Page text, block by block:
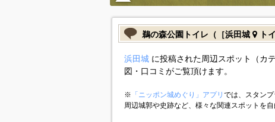
鵜の森公園トイレ（［浜田城 トイ
浜田城に投稿された周辺スポット（カ
図・口コミがご覧頂けます。
※ 「ニッポン城めぐり」アプリ では、スタン
周辺城郭や史跡など、様々な関連スポットを自